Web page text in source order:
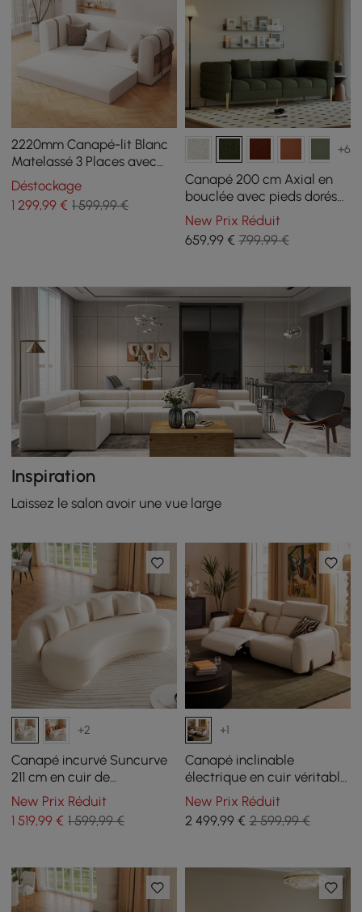
2220mm Canapé-lit Blanc
Matelassé 3 Places avec
Rangement Latéral
Moderne
Déstockage
1 299,99 € 1 599,99 €
+6
Canapé 200 cm Axial en
bouclée avec pieds dorés
et coussins
New Prix Réduit
659,99€ 799,99 €
Inspiration
Laissez le salon avoir une vue large
+2
Canapé incurvé Suncurve
211 cm en cuir de
performance avec oreillers
New Prix Réduit
1 519,99 € 1 599,99 €
+1
Canapé inclinable
électrique en cuir véritable
Curva de 85 pouces avec
appuie-tête réglable
New Prix Réduit
2 499,99€ 2 599,99 €